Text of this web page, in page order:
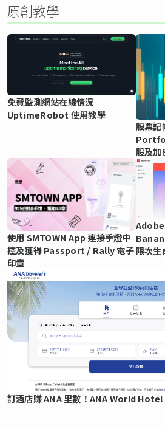
原創教學
免費監測網站在線情況
UptimeRobot 使用教學
股票
股及加
使用 SMTOWN App 連接手燈中
控及獲得 Passport / Rally 電子
印章
限次生
訂酒店賺 ANA 里數！ANA World Hotel